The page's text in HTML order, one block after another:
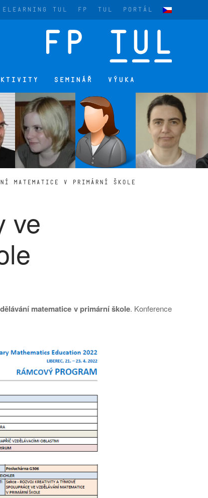
ELEARNING TUL FP TUL PORTÁL
SEMINÁŘ VÝUKA
MATEMATICE V PRIMÁRNÍ ŠKOLE
ve
matematice v primární škole. Konference